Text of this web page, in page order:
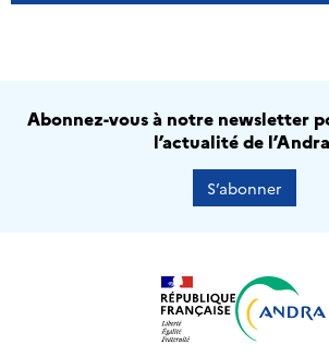
Abonnez-vous à notre newsletter
l’actualité de
S’abonner